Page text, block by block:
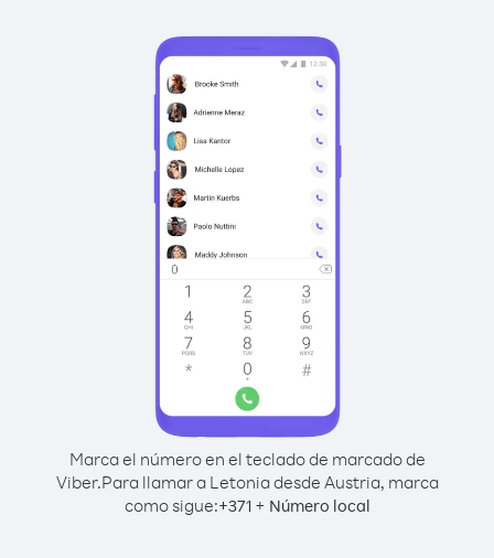
Marca el número en el teclado de marcado de
Viber.Para llamar a Letonia desde Austria, marca
como sigue:+371+ Número local